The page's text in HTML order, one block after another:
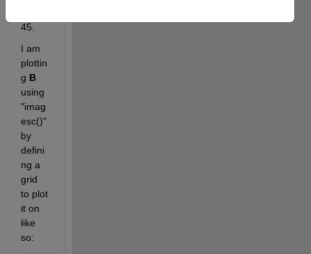
45.
I am
plottin
g B
using
"imag
esc()"
by
defini
ng a
grid
to plot
it on
like
so: